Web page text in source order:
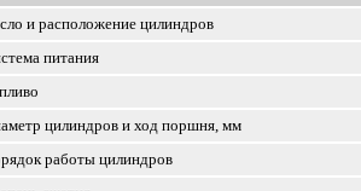
и расположение цилиндров
питания
цилиндров и ход поршня, мм
работы цилиндров